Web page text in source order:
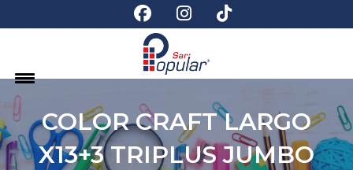
COLOR CRAFT LARGO
X13+3 TRIPLUS JUMBO